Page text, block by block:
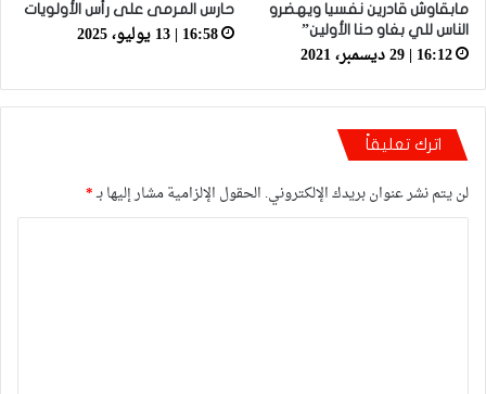
مابقاوش قادرين نفسيا ويهضرو
الناس للي بغاو حنا الأولين”
16:12 | 29 ديسمبر، 2021
حارس المرمى على رأس الأولويات
16:58 | 13 يوليو، 2025
اترك تعليقاً
لن يتم نشر عنوان بريدك الإلكتروني. الحقول الإلزامية مشار إليها بـ*